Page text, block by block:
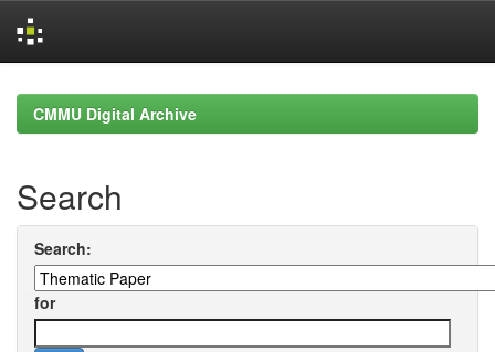
navigationCMMU Digital Archive
Search
Search:
for